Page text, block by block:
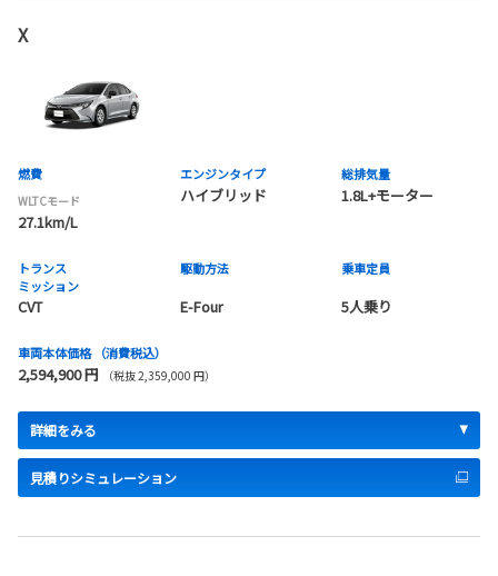
X
燃費
WLTCモード
27.1km/L
エンジンタイプ
ハイブリッド
総排気量
1.8L+モーター
トランス
ミッション
CVT
駆動方法
E-Four
乗車定員
5人乗り
車両本体価格 （消費税込）
2,594,900 円 （税抜 2,359,000 円）
詳細をみる
見積りシミュレーション